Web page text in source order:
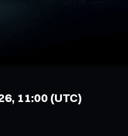
11:00 (UTC)